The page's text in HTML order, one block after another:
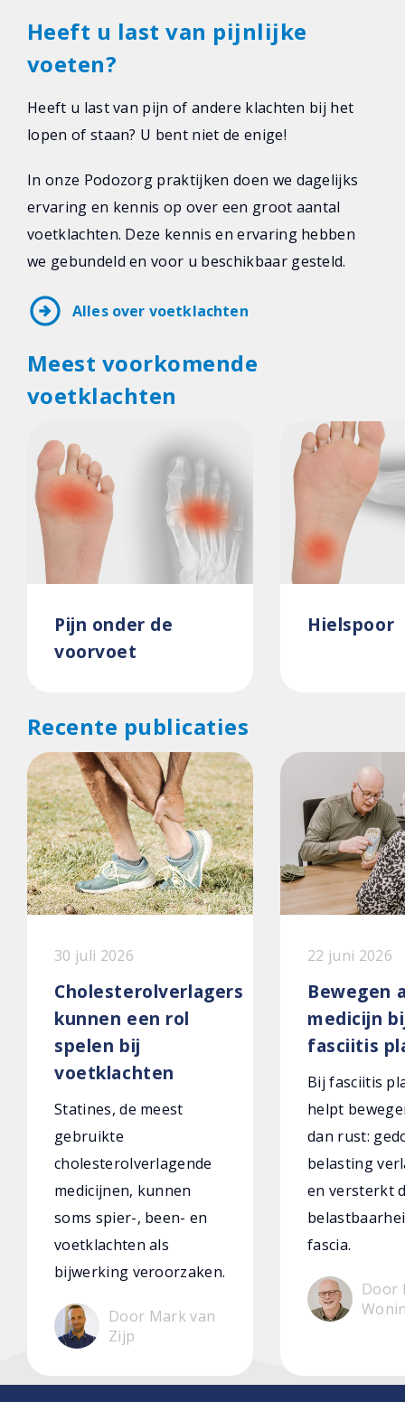
Heeft u last van pijnlijke
voeten?
Heeft u last van pijn of andere klachten bij het
lopen of staan? U bent niet de enige!
In onze Podozorg praktijken doen we dagelijks
ervaring en kennis op over een groot aantal
voetklachten. Deze kennis en ervaring hebben
we gebundeld en voor u beschikbaar gesteld.
arrow_circle_right Alles over voetklachten
Meest voorkomende
voetklachten
Pijn onder de
voorvoet
Hielspoor
Recente publicaties
30 juli 2026
Cholesterolverlagers
kunnen een rol
spelen bij
voetklachten
Statines, de meest
gebruikte
cholesterolverlagende
medicijnen, kunnen
soms spier-, been- en
voetklachten als
bijwerking veroorzaken.
Door Mark van
Zijp
22 juni 2026
Bewegen
medicijn
fasciitis
Bij fasciitis
helpt
dan rust:
belasting
en versterkt
fascia.
Door